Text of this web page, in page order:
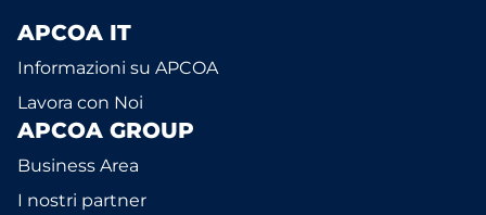
APCOA IT
Informazioni su APCOA
Lavora con Noi
APCOA GROUP
Business Area
I nostri partner